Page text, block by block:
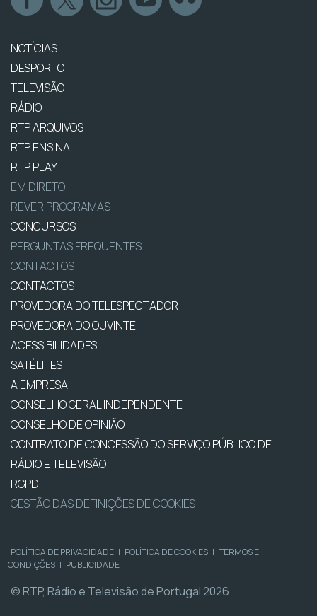
NOTÍCIAS
DESPORTO
TELEVISÃO
RÁDIO
RTP ARQUIVOS
RTP ENSINA
RTP PLAY
EM DIRETO
REVER PROGRAMAS
CONCURSOS
PERGUNTAS FREQUENTES
CONTACTOS
CONTACTOS
PROVEDORA DO TELESPECTADOR
PROVEDORA DO OUVINTE
ACESSIBILIDADES
SATÉLITES
A EMPRESA
CONSELHO GERAL INDEPENDENTE
CONSELHO DE OPINIÃO
CONTRATO DE CONCESSÃO DO SERVIÇO PÚBLICO DE
RÁDIO E TELEVISÃO
RGPD
GESTÃO DAS DEFINIÇÕES DE COOKIES
POLÍTICA DE PRIVACIDADE | POLÍTICA DE COOKIES | TERMOS E
CONDIÇÕES | PUBLICIDADE
© RTP, Rádio e Televisão de Portugal 2026